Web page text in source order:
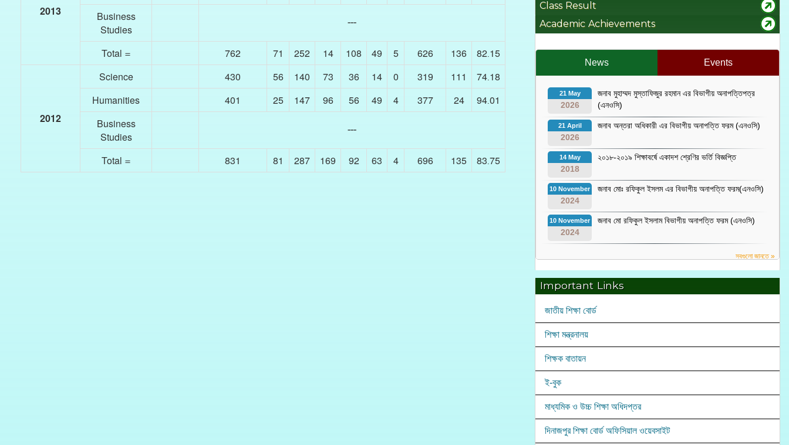
2013
Business
Studies
---
Total = 762 71 252 14 108 49 5 626 136 82.15
2012
Science 430 56 140 73 36 14 0 319 111 74.18
Humanities 401 25 147 96 56 49 4 377 24 94.01
Business
Studies
---
Total = 831 81 287 169 92 63 4 696 135 83.75
Class Result
Academic Achievements
News Events
21 May
2026
জনাব মুহাম্মদ মুস্তাফিজুর রহমান এর বিভাগীয় অনাপত্তিপত্র
(এনওসি)
21 April
2026
জনাব অন্তরা অধিকারী এর বিভাগীয় অনাপত্তি ফরম (এনওসি)
14 May
2018
২০১৮-২০১৯ শিক্ষাবর্ষে একাদশ শ্রেণির ভর্তি বিজ্ঞপ্তি
10 November
2024
জনাব মোঃ রফিকুল ইসলম এর বিভাগীয় অনাপত্তি ফরম(এনওসি)
10 November
2024
জনাব মো রফিকুল ইসলাম বিভাগীয় অনাপত্তি ফরম (এনওসি)
সবগুলো জানতে »
Important Links
জাতীয় শিক্ষা বোর্ড
শিক্ষা মন্ত্রনালয়
শিক্ষক বাতায়ন
ই-বুক
মাধ্যমিক ও উচ্চ শিক্ষা অধিদপ্তর
দিনাজপুর শিক্ষা বোর্ড অফিসিয়াল ওয়েবসাইট